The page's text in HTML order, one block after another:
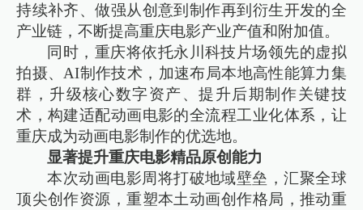
持续补齐、做强从创意到制作再到衍生开发的全
产业链，不断提高重庆电影产业产值和附加值。
同时，重庆将依托永川科技片场领先的虚拟
拍摄、AI制作技术，加速布局本地高性能算力集
群，升级核心数字资产、提升后期制作关键技
术，构建适配动画电影的全流程工业化体系，让
重庆成为动画电影制作的优选地。
显著提升重庆电影精品原创能力
本次动画电影周将打破地域壁垒，汇聚全球
顶尖创作资源，重塑本土动画创作格局，推动重